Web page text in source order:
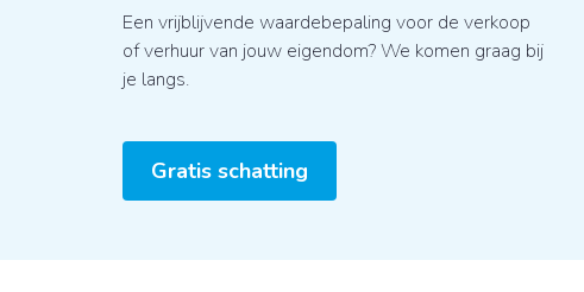
Een vrijblijvende waardebepaling voor de verkoop
of verhuur van jouw eigendom? We komen graag bij
je langs.
Gratis schatting